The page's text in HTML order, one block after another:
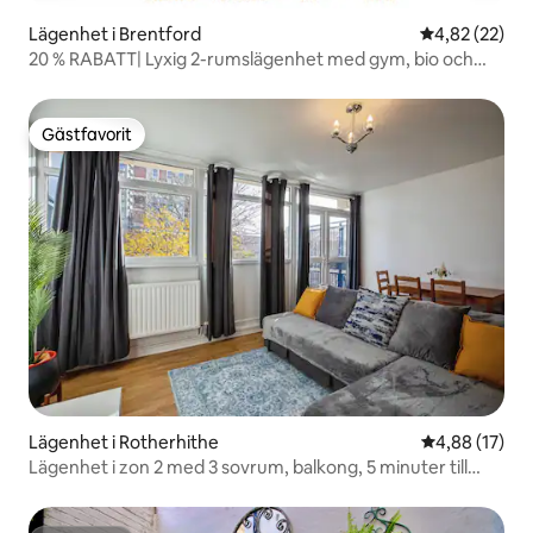
Lägenhet i Brentford 4,82 av 5 i
4,82 (22)
20 % RABATT| Lyxig 2-rumslägenhet med gym, bio och
Gästfavorit
Gästfavorit
Lägenhet i Rotherhithe 4,88 av 5 i
4,88 (17)
Lägenhet i zon 2 med 3 sovrum, balkong, 5 minuter till